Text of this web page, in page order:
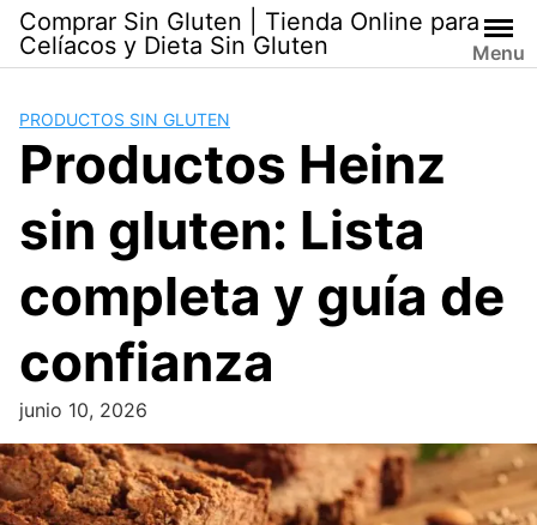
Skip
content
Comprar Sin Gluten | Tienda Online para
Celíacos y Dieta Sin Gluten
Menu
PRODUCTOS SIN GLUTEN
Productos Heinz
sin gluten: Lista
completa y guía de
confianza
junio 10, 2026